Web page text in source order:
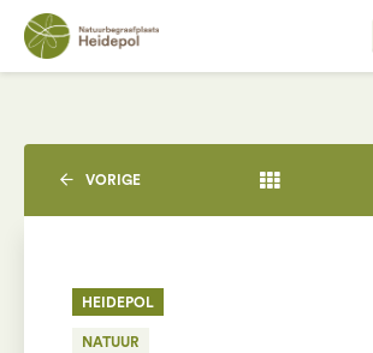
VORIGE
HEIDEPOL
NATUUR